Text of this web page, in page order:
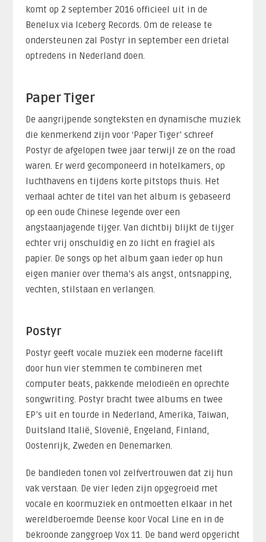
komt op 2 september 2016 officieel uit in de
Benelux via Iceberg Records. Om de release te
ondersteunen zal Postyr in september een drietal
optredens in Nederland doen.
Paper Tiger
De aangrijpende songteksten en dynamische muziek
die kenmerkend zijn voor ‘Paper Tiger’ schreef
Postyr de afgelopen twee jaar terwijl ze on the road
waren. Er werd gecomponeerd in hotelkamers, op
luchthavens en tijdens korte pitstops thuis. Het
verhaal achter de titel van het album is gebaseerd
op een oude Chinese legende over een
angstaanjagende tijger. Van dichtbij blijkt de tijger
echter vrij onschuldig en zo licht en fragiel als
papier. De songs op het album gaan ieder op hun
eigen manier over thema’s als angst, ontsnapping,
vechten, stilstaan en verlangen.
Postyr
Postyr geeft vocale muziek een moderne facelift
door hun vier stemmen te combineren met
computer beats, pakkende melodieën en oprechte
songwriting. Postyr bracht twee albums en twee
EP’s uit en tourde in Nederland, Amerika, Taiwan,
Duitsland Italië, Slovenië, Engeland, Finland,
Oostenrijk, Zweden en Denemarken.
De bandleden tonen vol zelfvertrouwen dat zij hun
vak verstaan. De vier leden zijn opgegroeid met
vocale en koormuziek en ontmoetten elkaar in het
wereldberoemde Deense koor Vocal Line en in de
bekroonde zanggroep Vox 11. De band werd opgericht